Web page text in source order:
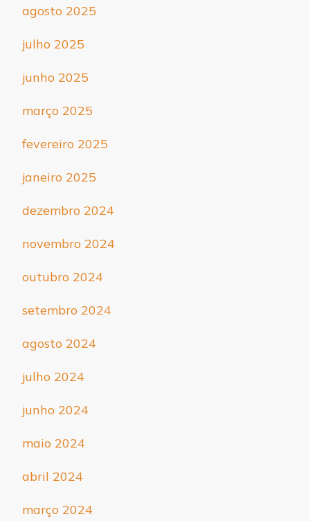
agosto 2025
julho 2025
junho 2025
março 2025
fevereiro 2025
janeiro 2025
dezembro 2024
novembro 2024
outubro 2024
setembro 2024
agosto 2024
julho 2024
junho 2024
maio 2024
abril 2024
março 2024